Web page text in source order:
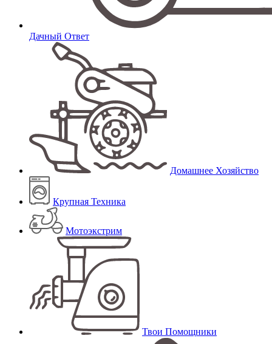
Дачный Ответ
Домашнее Хозяйство
Крупная Техника
Мотоэкстрим
Твои Помощники